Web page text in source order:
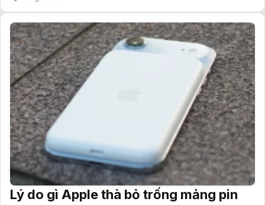
Lý do gì Apple thà bỏ trống mảng pin